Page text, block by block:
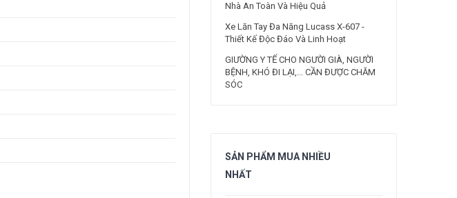
Nhà An Toàn Và Hiệu Quả
Xe Lăn Tay Đa Năng Lucass X-607 -
Thiết Kế Độc Đáo Và Linh Hoạt
GIƯỜNG Y TẾ CHO NGƯỜI GIÀ, NGƯỜI
BỆNH, KHÓ ĐI LẠI,... CẦN ĐƯỢC CHĂM
SÓC
SẢN PHẨM MUA NHIỀU
NHẤT